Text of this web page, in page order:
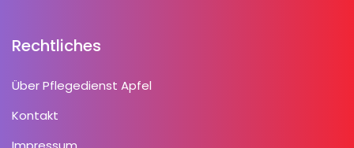
Rechtliches
Über Pflegedienst Apfel
Kontakt